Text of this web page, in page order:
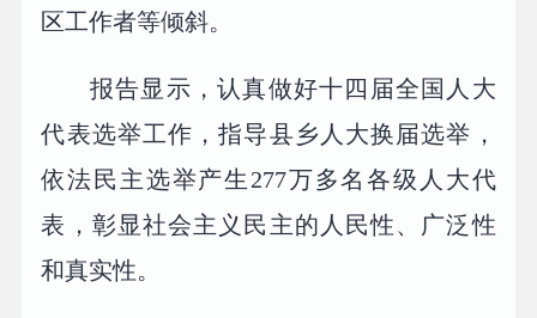
区工作者等倾斜。
报告显示，认真做好十四届全国人大
代表选举工作，指导县乡人大换届选举，
依法民主选举产生277万多名各级人大代
表，彰显社会主义民主的人民性、广泛性
和真实性。